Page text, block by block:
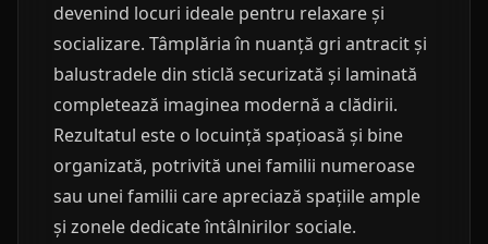
devenind locuri ideale pentru relaxare și
socializare. Tâmplăria în nuanță gri antracit și
balustradele din sticlă securizată și laminată
completează imaginea modernă a clădirii.
Rezultatul este o locuință spațioasă și bine
organizată, potrivită unei familii numeroase
sau unei familii care apreciază spațiile ample
și zonele dedicate întâlnirilor sociale.